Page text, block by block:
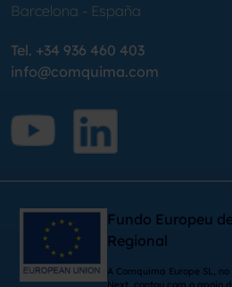
Barcelona - España
Tel. +34 936 460 403
info@comquima.com
Fundo Europeu
Regional
A Comquima Europe SL,